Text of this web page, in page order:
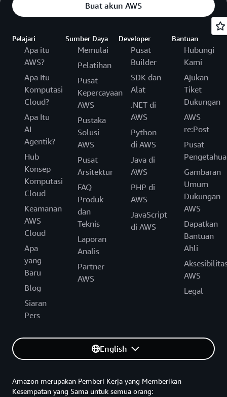
Buat akun AWS
Pelajari
Apa itu
AWS?
Apa Itu
Komputasi
Cloud?
Apa Itu
AI
Agentik?
Hub
Konsep
Komputasi
Cloud
Keamanan
AWS
Cloud
Apa
yang
Baru
Blog
Siaran
Pers
Sumber Daya
Memulai
Pelatihan
Pusat
Kepercayaan
AWS
Pustaka
Solusi
AWS
Pusat
Arsitektur
FAQ
Produk
dan
Teknis
Laporan
Analis
Partner
AWS
Developer
Pusat
Builder
SDK dan
Alat
.NET di
AWS
Python
di AWS
Java di
AWS
PHP di
AWS
JavaScript
di AWS
Bantuan
Hubungi
Kami
Ajukan
Tiket
Dukungan
AWS
re:Post
Pusat
Gambaran
Umum
Dukungan
AWS
Dapatkan
Bantuan
Ahli
AWS
Legal
English
Amazon merupakan Pemberi Kerja yang Memberikan
Kesempatan yang Sama untuk semua orang: